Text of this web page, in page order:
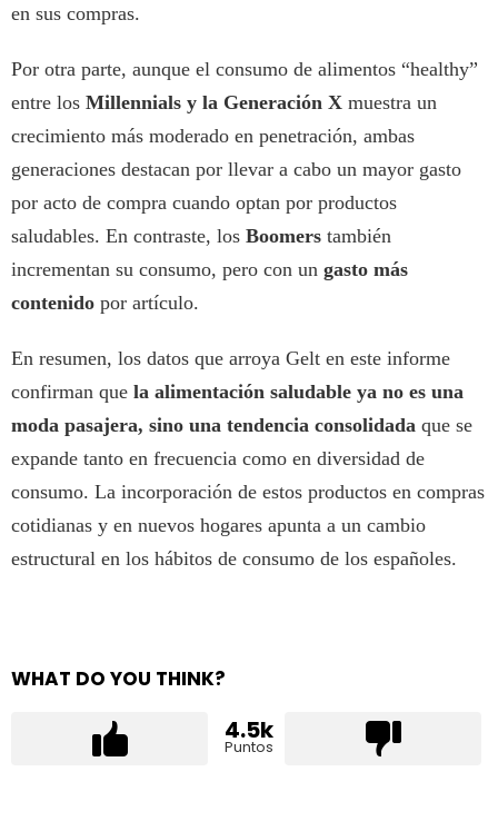
en sus compras.
Por otra parte, aunque el consumo de alimentos “healthy”
entre los Millennials y la Generación X muestra un
crecimiento más moderado en penetración, ambas
generaciones destacan por llevar a cabo un mayor gasto
por acto de compra cuando optan por productos
saludables. En contraste, los Boomers también
incrementan su consumo, pero con un gasto más
contenido por artículo.
En resumen, los datos que arroya Gelt en este informe
confirman que la alimentación saludable ya no es una
moda pasajera, sino una tendencia consolidada que se
expande tanto en frecuencia como en diversidad de
consumo. La incorporación de estos productos en compras
cotidianas y en nuevos hogares apunta a un cambio
estructural en los hábitos de consumo de los españoles.
WHAT DO YOU THINK?
4.5k
Puntos